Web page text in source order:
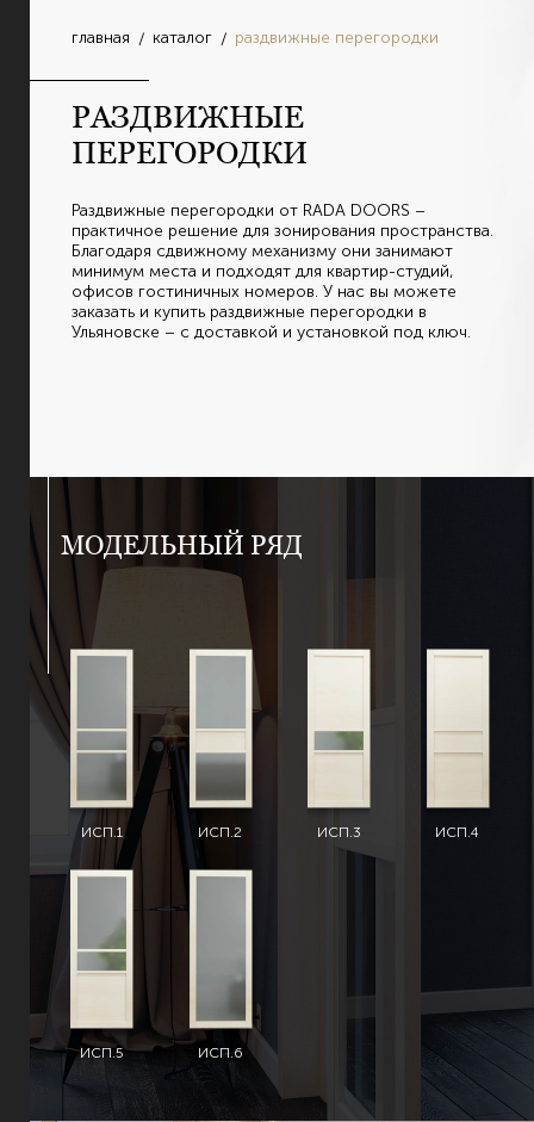
главная каталог раздвижные перегородки
РАЗДВИЖНЫЕ
ПЕРЕГОРОДКИ
Раздвижные перегородки от RADA DOORS –
практичное решение для зонирования пространства.
Благодаря сдвижному механизму они занимают
минимум места и подходят для квартир-студий,
офисов гостиничных номеров. У нас вы можете
заказать и купить раздвижные перегородки в
Ульяновске – с доставкой и установкой под ключ.
МОДЕЛЬНЫЙ РЯД
ИСП.1 ИСП.2 ИСП.3 ИСП.4
ИСП.5 ИСП.6